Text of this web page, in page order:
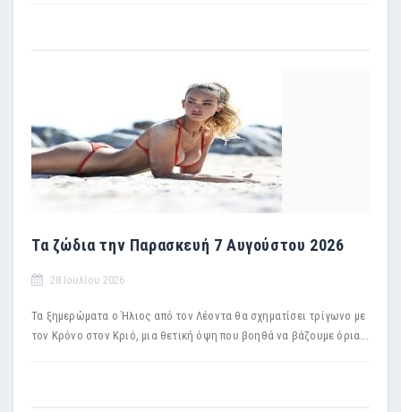
Τα ζώδια την Παρασκευή 7 Αυγούστου 2026
28 Ιουλίου 2026
Τα ξημερώματα ο Ήλιος από τον Λέοντα θα σχηματίσει τρίγωνο με
τον Κρόνο στον Κριό, μια θετική όψη που βοηθά να βάζουμε όρια...